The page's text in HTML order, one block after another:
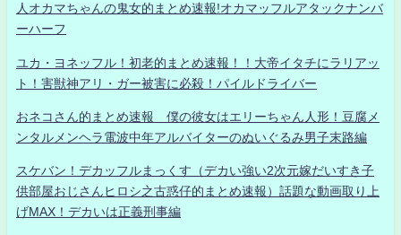
人オカマちゃんの鬼女的まとめ速報!オカマッフルアタックナンバ
ーハーフ
ユカ・ヨネッフル！初老的まとめ速報！！大帝イタチにラリアッ
ト！害獣神アリ・ガー被害に必殺！パイルドライバー
おネコさん的まとめ速報 僕の彼女はエリーちゃん人形！豆腐メ
ンタルメンヘラ電波中年アルバイターのぬいぐるみ男子末路編
スケバン！デカッフルまっくす（デカい強い2次元嫁だいすき子
供部屋おじさんヒロシ之古惑仔的まとめ速報）話題な動画取り上
げMAX！デカいは正義刑事編